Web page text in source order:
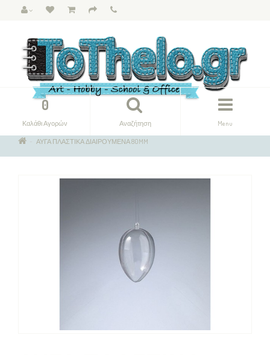
Menu
Αναζήτηση
0
Καλάθι Αγορών
ΑΥΓΑ ΠΛΑΣΤΙΚΑ ΔΙΑΙΡΟΥΜΕΝΑ 80MM